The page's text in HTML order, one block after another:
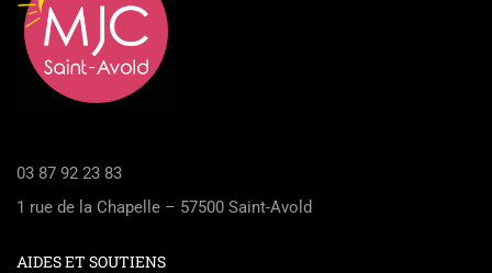
03 87 92 23 83
1 rue de la Chapelle – 57500 Saint-Avold
AIDES ET SOUTIENS